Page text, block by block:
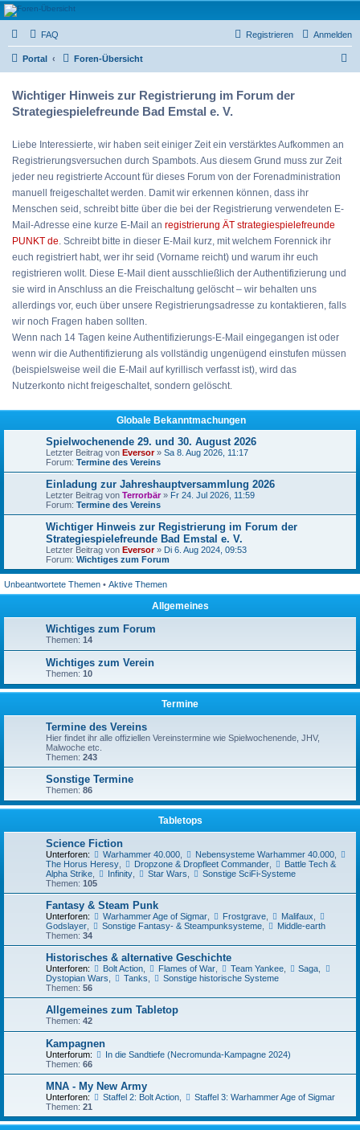
Strategiespielefreunde
Bad Emstal e.V.
Das Forum der Strategiespielefreunde Bad Emstal e.V. - Tabletop und mehr
FAQ Anmelden
Registrieren
Portal Foren-Übersicht
Wichtiger Hinweis zur Registrierung im Forum der
Strategiespielefreunde Bad Emstal e. V.
Liebe Interessierte, wir haben seit einiger Zeit ein verstärktes Aufkommen an
Registrierungsversuchen durch Spambots. Aus diesem Grund muss zur Zeit
jeder neu registrierte Account für dieses Forum von der Forenadministration
manuell freigeschaltet werden. Damit wir erkennen können, dass ihr
Menschen seid, schreibt bitte über die bei der Registrierung verwendeten E-
Mail-Adresse eine kurze E-Mail an registrierung ÄT strategiespielefreunde
PUNKT de. Schreibt bitte in dieser E-Mail kurz, mit welchem Forennick ihr
euch registriert habt, wer ihr seid (Vorname reicht) und warum ihr euch
registrieren wollt. Diese E-Mail dient ausschließlich der Authentifizierung und
sie wird in Anschluss an die Freischaltung gelöscht – wir behalten uns
allerdings vor, euch über unsere Registrierungsadresse zu kontaktieren, falls
wir noch Fragen haben sollten.
Wenn nach 14 Tagen keine Authentifizierungs-E-Mail eingegangen ist oder
wenn wir die Authentifizierung als vollständig ungenügend einstufen müssen
(beispielsweise weil die E-Mail auf kyrillisch verfasst ist), wird das
Nutzerkonto nicht freigeschaltet, sondern gelöscht.
Globale Bekanntmachungen
Spielwochenende 29. und 30. August 2026
Letzter Beitrag von Eversor» Sa 8. Aug 2026, 11:17
Forum: Termine des Vereins
Einladung zur Jahreshauptversammlung 2026
Letzter Beitrag von Terrorbär» Fr 24. Jul 2026, 11:59
Forum: Termine des Vereins
Wichtiger Hinweis zur Registrierung im Forum der
Strategiespielefreunde Bad Emstal e. V.
Letzter Beitrag von Eversor» Di 6. Aug 2024, 09:53
Forum: Wichtiges zum Forum
Unbeantwortete Themen • Aktive Themen
Allgemeines
Wichtiges zum Forum
Themen: 14
Wichtiges zum Verein
Themen: 10
Termine
Termine des Vereins
Hier findet ihr alle offiziellen Vereinstermine wie Spielwochenende, JHV,
Malwoche etc.
Themen: 243
Sonstige Termine
Themen: 86
Tabletops
Science Fiction
Unterforen: Warhammer 40.000, Nebensysteme Warhammer 40.000,
The Horus Heresy
Dropzone & Dropfleet Commander,
Battle Tech &
Alpha Strike
Infinity, Star Wars
Sonstige SciFi-Systeme
Themen: 105
Fantasy & Steam Punk
Unterforen: Warhammer Age of Sigmar, Frostgrave, Malifaux
Godslayer
Sonstige Fantasy- & Steampunksysteme,
Middle-earth
Themen: 34
Historisches & alternative Geschichte
Unterforen: Bolt Action, Flames of War, Team Yankee, Saga
Dystopian Wars
Tanks
Sonstige historische Systeme
Themen: 56
Allgemeines zum Tabletop
Themen: 42
Kampagnen
Unterforum:
In die Sandtiefe (Necromunda-Kampagne 2024)
Themen: 66
MNA - My New Army
Unterforen: Staffel 2: Bolt Action,
Staffel 3: Warhammer Age of Sigmar
Themen: 21